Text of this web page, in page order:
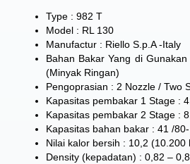
Type : 982 T
Model : RL 130
Manufactur : Riello S.p.A -Italy
Bahan Bakar Yang di
(Minyak Ringan)
Pengoprasian : 2 Nozzle / Two
Kapasitas pembakar 1 Stage :
Kapasitas pembakar 2 Stage :
Kapasitas bahan bakar : 41 /
Nilai kalor bersih : 10,2 (10.200
Density (kepadatan) : 0,82 –